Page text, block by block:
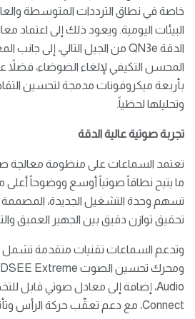
خاصة في نطاق الترددات المتوسطة
البيئات اليومية. ويعود ذلك إلى اعتماد
المحسن التكيفي لإلغاء الضوضاء،
بأربعة ميكروفونات مدمجة لتحسين
وتحليلها لحظياً.
تجربة صوتية عالية الدقة
ما يتيح نطاقاً صوتياً أوسع ووضوحاً أعلى
تسهم وحدة التشغيل الجديدة، المصممة
تحقيق توازن دقيق بين الجهير العميق
Connect، مع دعم تعقّب حركة الرأس وتأثير الموسيقى الخلفية.